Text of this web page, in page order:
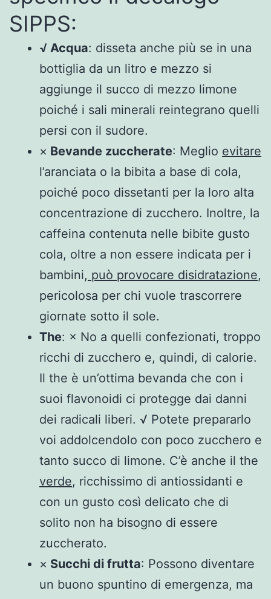
SIPPS:
√ Acqua: disseta anche più se in una
bottiglia da un litro e mezzo si
aggiunge il succo di mezzo limone
poiché i sali minerali reintegrano quelli
persi con il sudore.
× Bevande zuccherate: Meglio evitare
l’aranciata o la bibita a base di cola,
poiché poco dissetanti per la loro alta
concentrazione di zucchero. Inoltre, la
caffeina contenuta nelle bibite gusto
cola, oltre a non essere indicata per i
bambini, può provocare disidratazione,
pericolosa per chi vuole trascorrere
giornate sotto il sole.
The: × No a quelli confezionati, troppo
ricchi di zucchero e, quindi, di calorie.
Il the è un’ottima bevanda che con i
suoi flavonoidi ci protegge dai danni
dei radicali liberi. √ Potete prepararlo
voi addolcendolo con poco zucchero e
tanto succo di limone. C’è anche il the
verde, ricchissimo di antiossidanti e
con un gusto così delicato che di
solito non ha bisogno di essere
zuccherato.
× Succhi di frutta: Possono diventare
un buono spuntino di emergenza, ma